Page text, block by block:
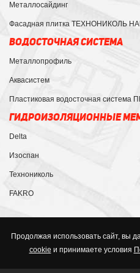
Металлосайдинг
Фасадная плитка ТЕХНОНИКОЛЬ
ВОДОСТОЧНАЯ СИСТЕМА
Металлопрофиль
Аквасистем
Пластиковая водосточная система
ГИДРОИЗОЛЯЦИОННЫЕ
Delta
Изоспан
Технониколь
FAKRO
Продолжая использовать сайт, вы
cookie и принимаете условия